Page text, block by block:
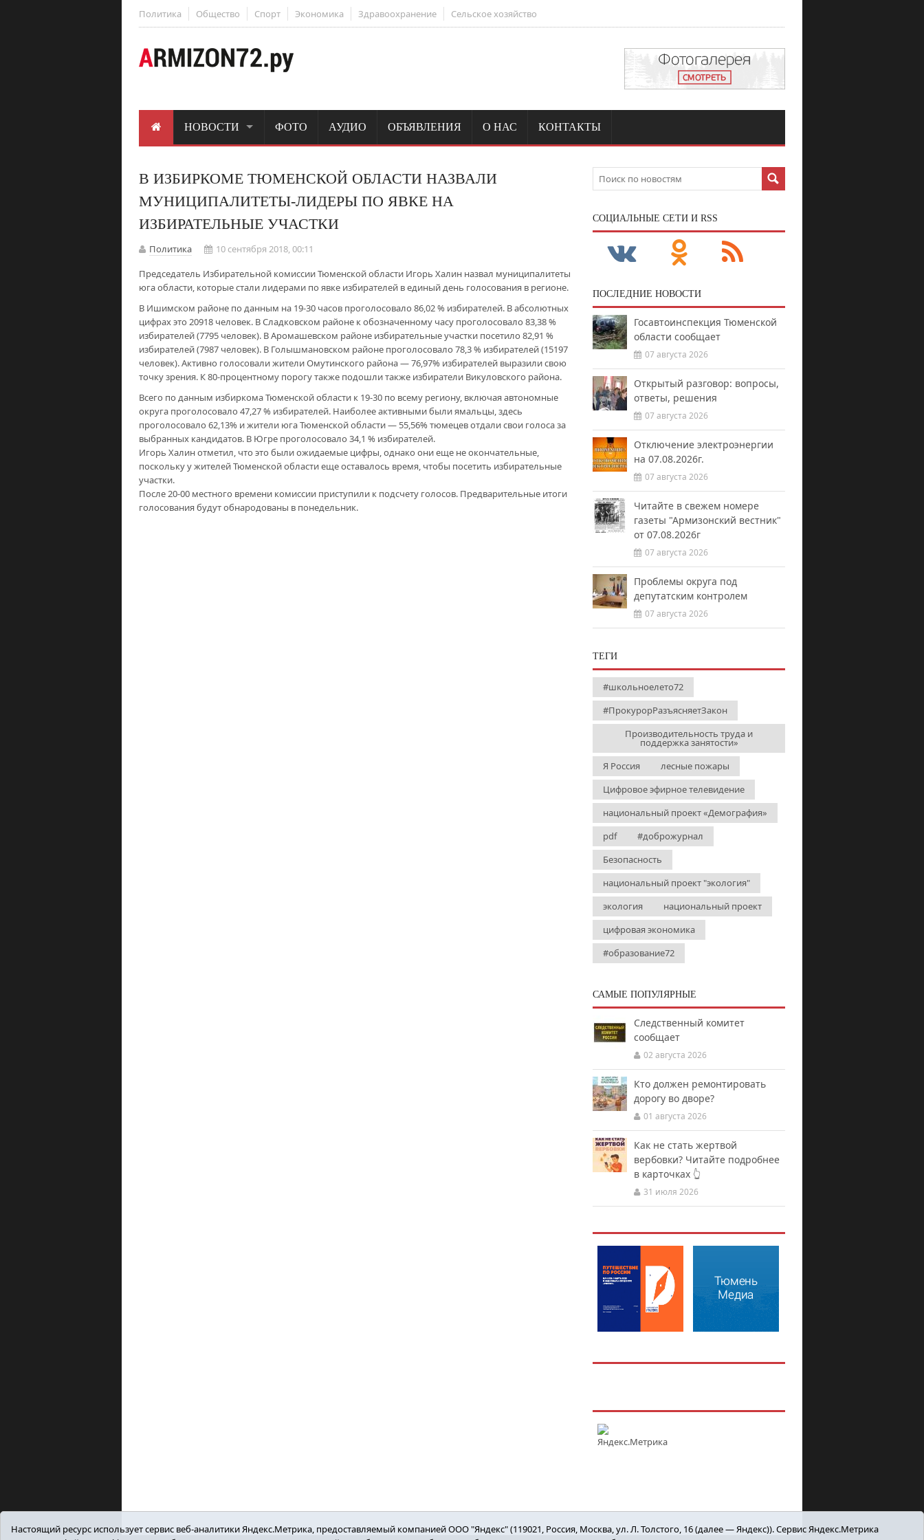
Политика Общество Спорт Экономика Здравоохранение Сельское хозяйство
НОВОСТИ ФОТО АУДИО ОБЪЯВЛЕНИЯ О НАС КОНТАКТЫ
В ИЗБИРКОМЕ ТЮМЕНСКОЙ ОБЛАСТИ НАЗВАЛИ
МУНИЦИПАЛИТЕТЫ-ЛИДЕРЫ ПО ЯВКЕ НА
ИЗБИРАТЕЛЬНЫЕ УЧАСТКИ
Политика
10 сентября 2018, 00:11
Председатель Избирательной комиссии Тюменской области Игорь Халин назвал муниципалитеты
юга области, которые стали лидерами по явке избирателей в единый день голосования в регионе.
В Ишимском районе по данным на 19-30 часов проголосовало 86,02 % избирателей. В абсолютных
цифрах это 20918 человек. В Сладковском районе к обозначенному часу проголосовало 83,38 %
избирателей (7795 человек). В Аромашевском районе избирательные участки посетило 82,91 %
избирателей (7987 человек). В Голышмановском районе проголосовало 78,3 % избирателей (15197
человек). Активно голосовали жители Омутинского района — 76,97% избирателей выразили свою
точку зрения. К 80-процентному порогу также подошли также избиратели Викуловского района.
Всего по данным избиркома Тюменской области к 19-30 по всему региону, включая автономные
округа проголосовало 47,27 % избирателей. Наиболее активными были ямальцы, здесь
проголосовало 62,13% и жители юга Тюменской области — 55,56% тюмецев отдали свои голоса за
выбранных кандидатов. В Югре проголосовало 34,1 % избирателей.
Игорь Халин отметил, что это были ожидаемые цифры, однако они еще не окончательные,
поскольку у жителей Тюменской области еще оставалось время, чтобы посетить избирательные
участки.
После 20-00 местного времени комиссии приступили к подсчету голосов. Предварительные итоги
голосования будут обнародованы в понедельник.
CОЦИАЛЬНЫЕ СЕТИ И RSS
ПОСЛЕДНИЕ НОВОСТИ
Госавтоинспекция Тюменской
области сообщает
07 августа 2026
Открытый разговор: вопросы,
ответы, решения
07 августа 2026
Отключение электроэнергии
на 07.08.2026г.
07 августа 2026
Читайте в свежем номере
газеты "Армизонский вестник"
от 07.08.2026г
07 августа 2026
Проблемы округа под
депутатским контролем
07 августа 2026
ТЕГИ
#школьноелето72
#ПрокурорРазъясняетЗакон
Производительность труда и
поддержка занятости»
Я Россия
лесные пожары
Цифровое эфирное телевидение
национальный проект «Демография»
pdf
#доброжурнал
Безопасность
национальный проект "экология"
экология
национальный проект
цифровая экономика
#образование72
САМЫЕ ПОПУЛЯРНЫЕ
Следственный комитет
сообщает
02 августа 2026
Кто должен ремонтировать
дорогу во дворе?
01 августа 2026
Как не стать жертвой
вербовки? Читайте подробнее
в карточках 👆
31 июля 2026
Настоящий ресурс использует сервис веб-аналитики Яндекс.Метрика, предоставляемый компанией ООО "Яндекс" (119021, Россия, Москва, ул. Л. Толстого, 16 (далее — Яндекс)). Сервис Яндекс.Метрика